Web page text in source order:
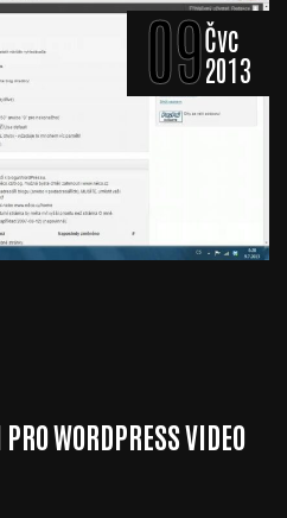
09Čvc
2013
WORDPRESS VIDEO